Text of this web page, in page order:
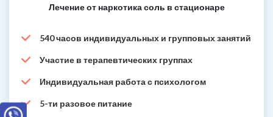
Лечение от наркотика соль в стационаре
540 часов индивидуальных и групповых занятий
Участие в терапевтических группах
Индивидуальная работа с психологом
5-ти разовое питание